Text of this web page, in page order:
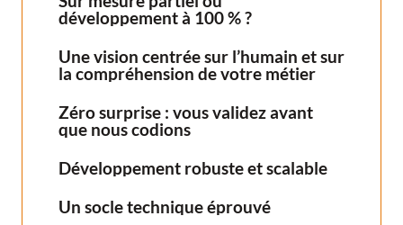
développement à 100 % ?
Une vision centrée sur l’humain et sur
la compréhension de votre métier
Zéro surprise : vous validez avant
que nous codions
Développement robuste et scalable
Un socle technique éprouvé